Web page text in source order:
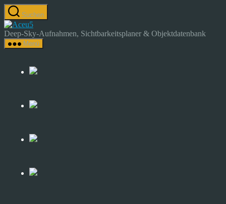
Zum
Inhalt
springen
Suchen
Astrocamp
–
Astrofotografie
Sky-
Deep-Sky-Aufnahmen, Sichtbarkeitsplaner & Objektdatenbank
Menü